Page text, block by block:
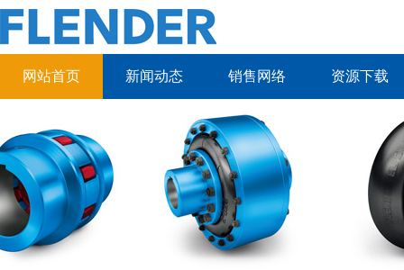
网站首页 新闻动态 销售网络 资源下载